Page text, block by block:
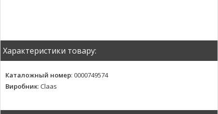
Характеристики товару:
Каталожный номер: 0000749574
Виробник: Claas